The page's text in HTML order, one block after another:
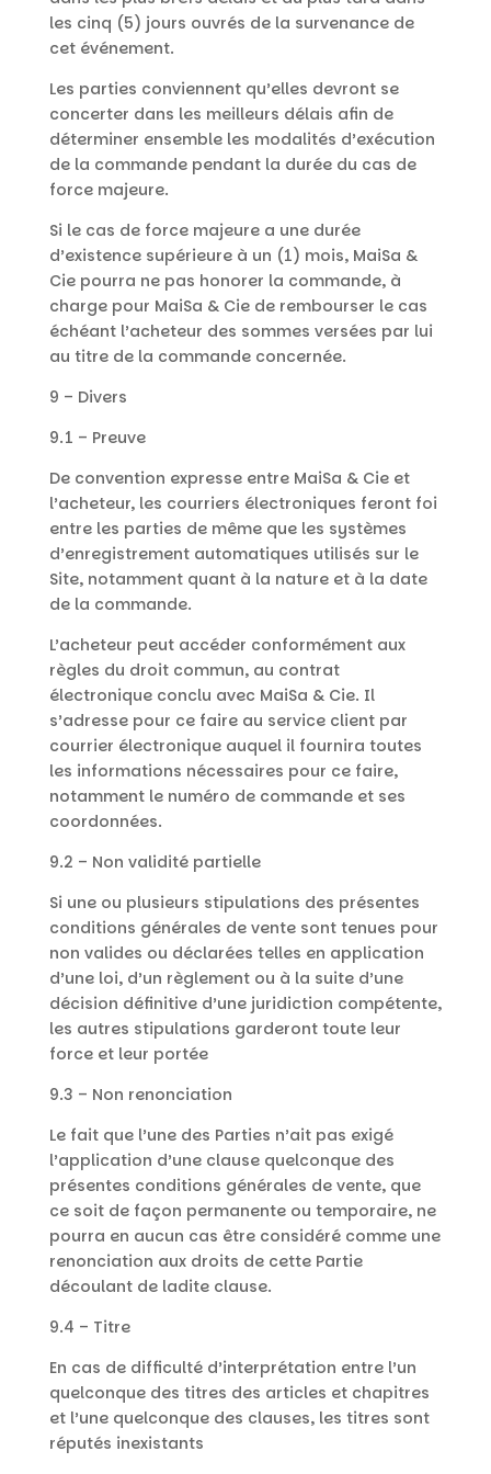
les cinq (5) jours ouvrés de la survenance de
cet événement.
Les parties conviennent qu’elles devront se
concerter dans les meilleurs délais afin de
déterminer ensemble les modalités d’exécution
de la commande pendant la durée du cas de
force majeure.
Si le cas de force majeure a une durée
d’existence supérieure à un (1) mois, MaiSa &
Cie pourra ne pas honorer la commande, à
charge pour MaiSa & Cie de rembourser le cas
échéant l’acheteur des sommes versées par lui
au titre de la commande concernée.
9 – Divers
9.1 – Preuve
De convention expresse entre MaiSa & Cie et
l’acheteur, les courriers électroniques feront foi
entre les parties de même que les systèmes
d’enregistrement automatiques utilisés sur le
Site, notamment quant à la nature et à la date
de la commande.
L’acheteur peut accéder conformément aux
règles du droit commun, au contrat
électronique conclu avec MaiSa & Cie. Il
s’adresse pour ce faire au service client par
courrier électronique auquel il fournira toutes
les informations nécessaires pour ce faire,
notamment le numéro de commande et ses
coordonnées.
9.2 – Non validité partielle
Si une ou plusieurs stipulations des présentes
conditions générales de vente sont tenues pour
non valides ou déclarées telles en application
d’une loi, d’un règlement ou à la suite d’une
décision définitive d’une juridiction compétente,
les autres stipulations garderont toute leur
force et leur portée
9.3 – Non renonciation
Le fait que l’une des Parties n’ait pas exigé
l’application d’une clause quelconque des
présentes conditions générales de vente, que
ce soit de façon permanente ou temporaire, ne
pourra en aucun cas être considéré comme une
renonciation aux droits de cette Partie
découlant de ladite clause.
9.4 – Titre
En cas de difficulté d’interprétation entre l’un
quelconque des titres des articles et chapitres
et l’une quelconque des clauses, les titres sont
réputés inexistants